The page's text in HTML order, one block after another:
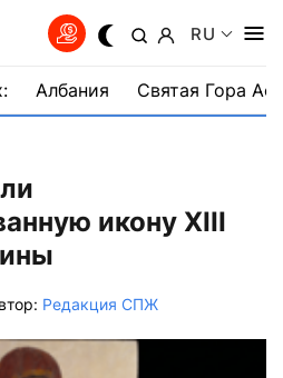
RU
Албания Святая Гора
икону XIII
Редакция СПЖ